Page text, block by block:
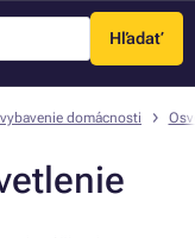
Hľadať
Menu
domácnosti